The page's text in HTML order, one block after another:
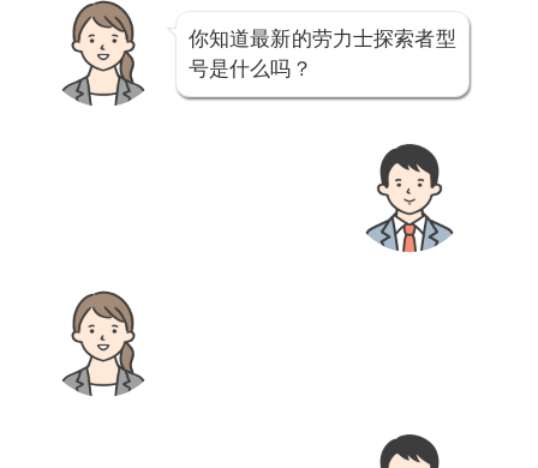
你知道最新的劳力士探索者型
号是什么吗？